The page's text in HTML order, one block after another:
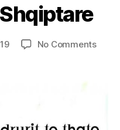
No Commentson